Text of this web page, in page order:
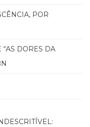
POR
DORES DA